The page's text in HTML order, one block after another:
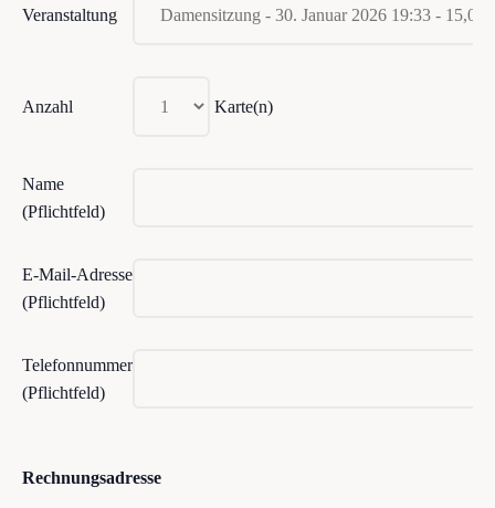
Veranstaltung
Anzahl Karte(n)
Name
(Pflichtfeld)
E-Mail-Adresse
(Pflichtfeld)
Telefonnummer
(Pflichtfeld)
Bitte lasse dieses Feld leer.
Bitte lasse dieses Feld leer.
Rechnungsadresse